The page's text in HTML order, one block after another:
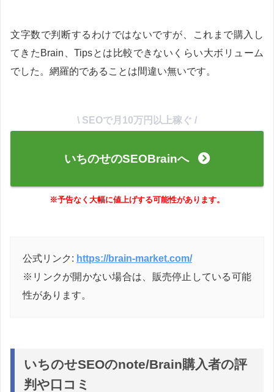
文字数で判断するわけではないですが、これまで購入し
てきたBrain、Tipsとは比較できないくらい大ボリューム
でした。網羅的であることは間違い無いです。
\ SEOで月10万円以上稼ぐ /
いちのせのSEOBrainへ
※予告なく大幅に値上げする可能性があります。
公式リンク: https://brain-market.com/
※リンクが開かない場合は、販売停止している可能
性があります。
いちのせSEOのnote/Brain購入者の評
判や口コミ